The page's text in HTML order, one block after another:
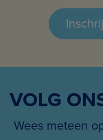
VOLG
Wees meteen